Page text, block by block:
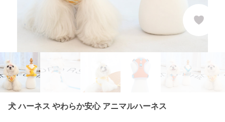
犬 ハーネス やわらか安心 アニマルハーネス